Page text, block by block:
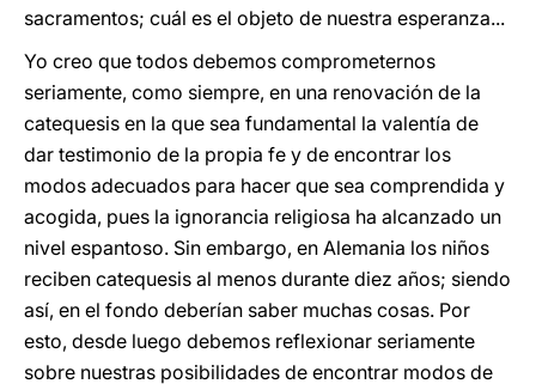
sacramentos; cuál es el objeto de nuestra esperanza...
Yo creo que todos debemos comprometernos
seriamente, como siempre, en una renovación de la
catequesis en la que sea fundamental la valentía de
dar testimonio de la propia fe y de encontrar los
modos adecuados para hacer que sea comprendida y
acogida, pues la ignorancia religiosa ha alcanzado un
nivel espantoso. Sin embargo, en Alemania los niños
reciben catequesis al menos durante diez años; siendo
así, en el fondo deberían saber muchas cosas. Por
esto, desde luego debemos reflexionar seriamente
sobre nuestras posibilidades de encontrar modos de